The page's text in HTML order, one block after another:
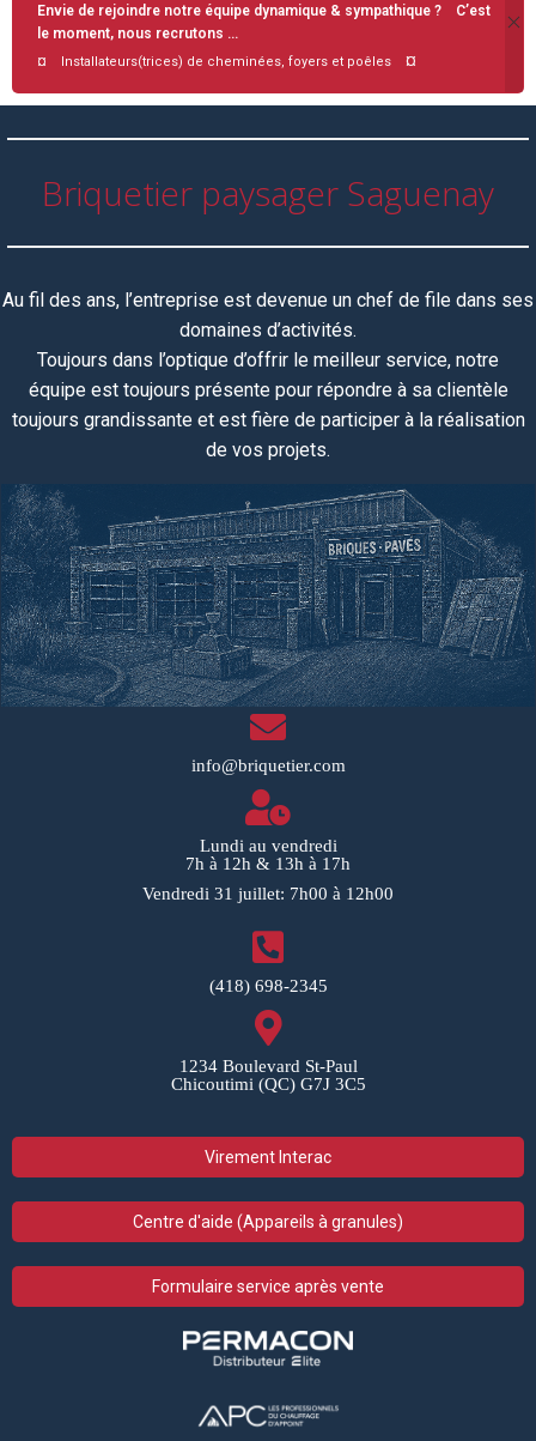
Envie de rejoindre notre équipe dynamique & sympathique ? C’est
le moment, nous recrutons …
¤ Installateurs(trices) de cheminées, foyers et poêles ¤
Briquetier paysager Saguenay
Au fil des ans, l’entreprise est devenue un chef de file dans ses
domaines d’activités.
Toujours dans l’optique d’offrir le meilleur service, notre
équipe est toujours présente pour répondre à sa clientèle
toujours grandissante et est fière de participer à la réalisation
de vos projets.
info@briquetier.com
Lundi au vendredi
7h à 12h & 13h à 17h
Vendredi 31 juillet: 7h00 à 12h00
(418) 698-2345
1234 Boulevard St-Paul
Chicoutimi (QC) G7J 3C5
Virement Interac
Centre d'aide (Appareils à granules)
Formulaire service après vente